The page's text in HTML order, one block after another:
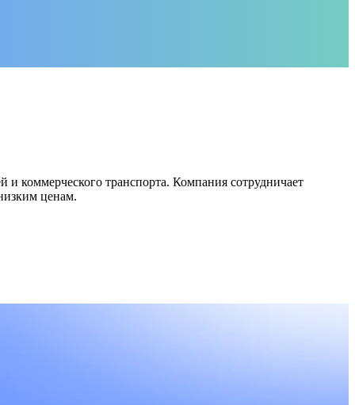
и коммерческого транспорта. Компания сотрудничает
ценам.